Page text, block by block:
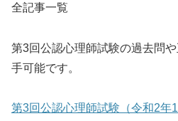
全記事一覧
第3回公認心理師試験の過去問
手可能です。
第3回公認心理師試験（令和2年